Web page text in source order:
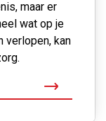
maar er
wat op je
verlopen, kan